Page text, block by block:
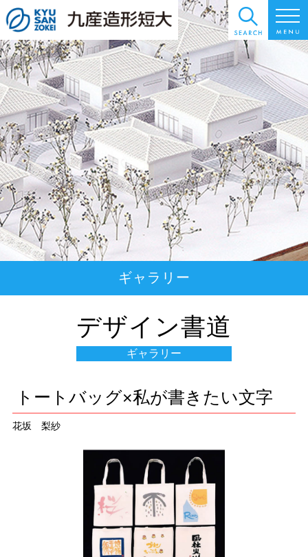
ギャラリー
デザイン書道
ギャラリー
トートバッグ×私が書きたい文字
花坂 梨紗